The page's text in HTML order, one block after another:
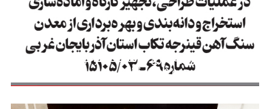
مزایده جهت سرمایه‌گذاری در عملیات طراحی، تجهیز کارگاه
و بهره‌برداری از معدن قینرجه تکاب